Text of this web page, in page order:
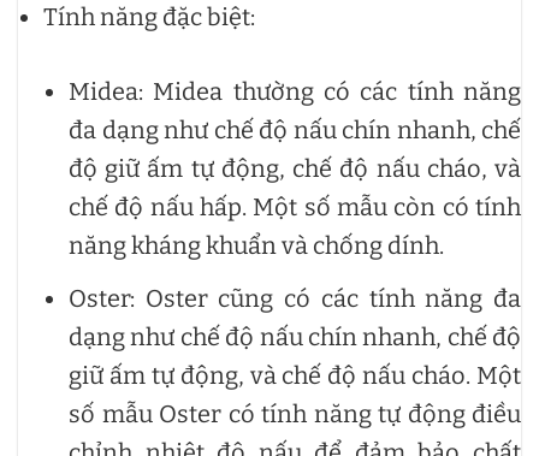
Tính năng đặc biệt:
Midea: Midea thường có các tính năng
đa dạng như chế độ nấu chín nhanh, chế
độ giữ ấm tự động, chế độ nấu cháo, và
chế độ nấu hấp. Một số mẫu còn có tính
năng kháng khuẩn và chống dính.
Oster: Oster cũng có các tính năng đa
dạng như chế độ nấu chín nhanh, chế độ
giữ ấm tự động, và chế độ nấu cháo. Một
số mẫu Oster có tính năng tự động điều